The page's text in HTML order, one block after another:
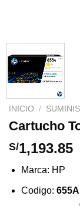
INICIO /
Cartucho
S/1,193.85
Marca: HP
Codigo: 655A